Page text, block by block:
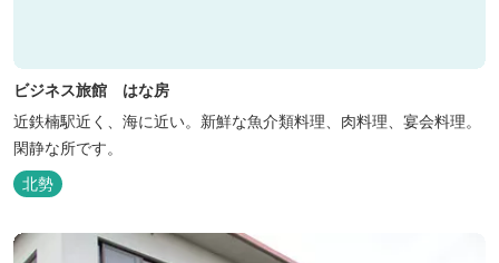
ビジネス旅館 はな房
近鉄楠駅近く、海に近い。新鮮な魚介類料理、肉料理、宴会料理。
閑静な所です。
北勢